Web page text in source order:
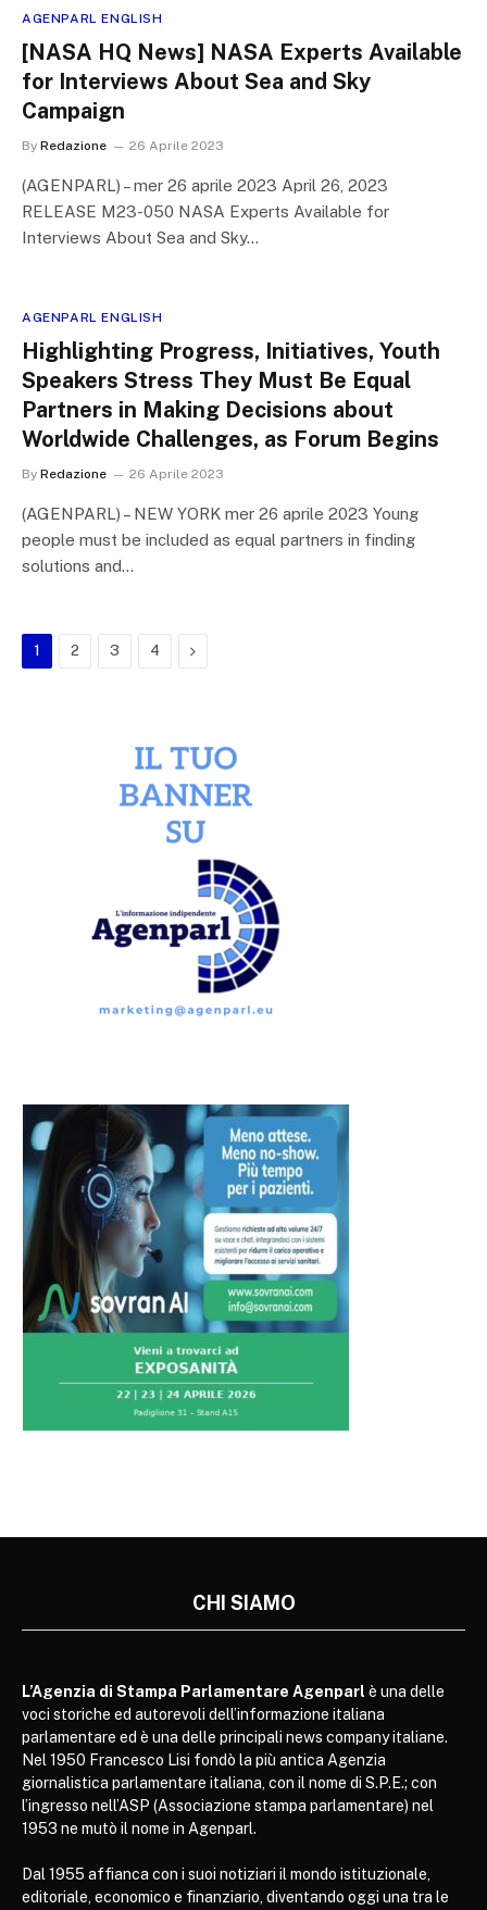
AGENPARL ENGLISH
[NASA HQ News] NASA Experts Available
for Interviews About Sea and Sky
Campaign
By Redazione 26 Aprile 2023
(AGENPARL) – mer 26 aprile 2023 April 26, 2023
RELEASE M23-050 NASA Experts Available for
Interviews About Sea and Sky…
AGENPARL ENGLISH
Highlighting Progress, Initiatives, Youth
Speakers Stress They Must Be Equal
Partners in Making Decisions about
Worldwide Challenges, as Forum Begins
By Redazione 26 Aprile 2023
(AGENPARL) – NEW YORK mer 26 aprile 2023 Young
people must be included as equal partners in finding
solutions and…
1 2 3 4 Next
CHI SIAMO
L’Agenzia di Stampa Parlamentare Agenparl è una delle
voci storiche ed autorevoli dell’informazione italiana
parlamentare ed è una delle principali news company italiane.
Nel 1950 Francesco Lisi fondò la più antica Agenzia
giornalistica parlamentare italiana, con il nome di S.P.E.; con
l’ingresso nell’ASP (Associazione stampa parlamentare) nel
1953 ne mutò il nome in Agenparl.
Dal 1955 affianca con i suoi notiziari il mondo istituzionale,
editoriale, economico e finanziario, diventando oggi una tra le